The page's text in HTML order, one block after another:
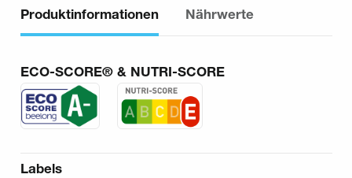
Produktinformationen Nährwerte
ECO-SCORE® & NUTRI-SCORE
Labels